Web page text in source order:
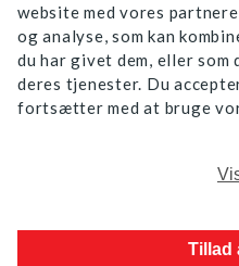
website med vores
og analyse, som kan
du har givet dem, eller
deres tjenester. Du
fortsætter med at bruge
Tillad